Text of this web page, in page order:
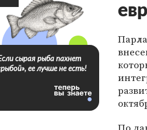
сырая рыба пахнет
ее лучше не есть!